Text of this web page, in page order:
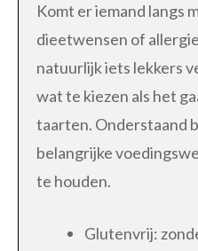
Komt er iemand langs
dieetwensen of
natuurlijk iets lekkers
wat te kiezen als het
taarten. Onderstaand
belangrijke
te houden.
Glutenvrij: